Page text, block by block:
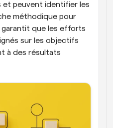
peuvent identifier les
méthodique pour
que les efforts
sur les objectifs
à des résultats